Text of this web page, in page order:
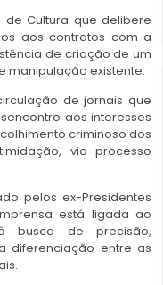
Cultura que delibere
aos contratos com a
de criação de um
manipulação existente.
de jornais que
aos interesses
criminoso dos
via processo
pelos ex-Presidentes
está ligada ao
busca de precisão,
diferenciação entre as